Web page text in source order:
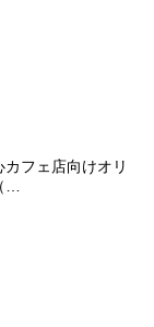
カフェ店向けオリ
…